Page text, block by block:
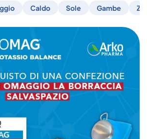
Caldo Sole Gambe